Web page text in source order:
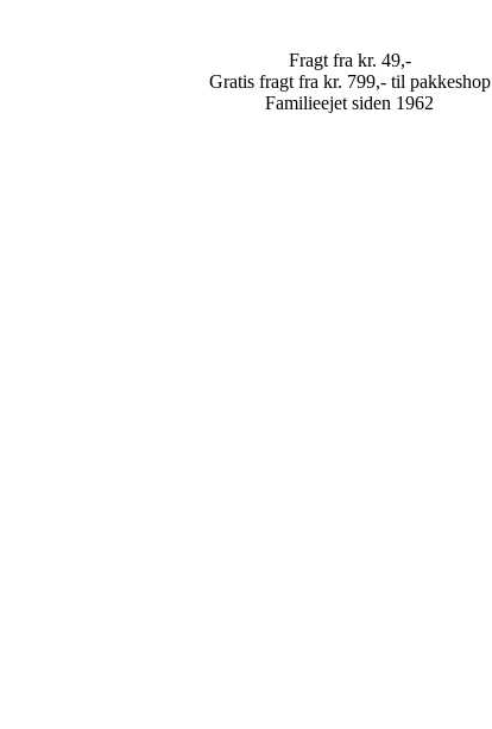
Fragt fra kr. 49,-
Gratis fragt fra kr. 799,- til pakkeshop
Familieejet siden 1962